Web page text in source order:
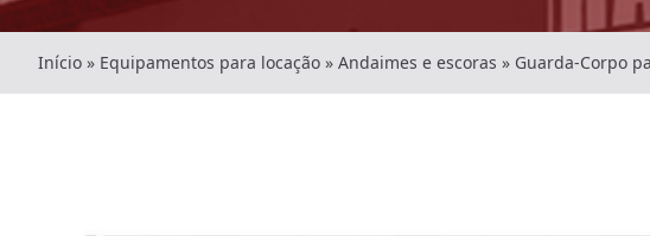
Início » Equipamentos para locação » Andaimes e escoras » Guarda-Corpo